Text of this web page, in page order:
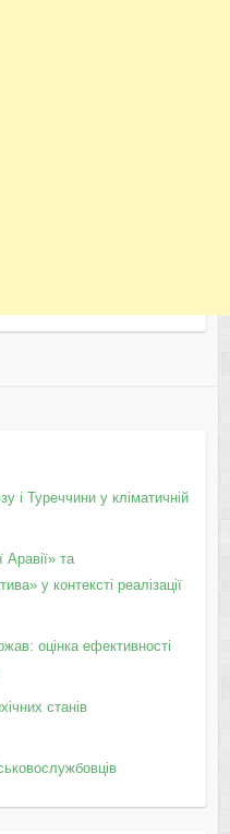
і Туреччини у кліматичній
Аравії» та
у контексті реалізації
оцінка ефективності
станів